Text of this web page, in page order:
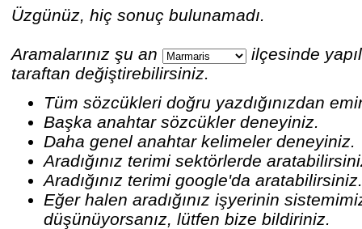
Üzgünüz, hiç sonuç bulunamadı.
Aramalarınız şu an
ilçesinde
taraftan değiştirebilirsiniz.
Tüm sözcükleri doğru yazdığınızdan
Başka anahtar sözcükler deneyiniz.
Daha genel anahtar kelimeler deneyiniz.
Aradığınız terimi sektörlerde
Aradığınız terimi google'da
Eğer halen aradığınız işyerinin
düşünüyorsanız, lütfen bize bildiriniz.